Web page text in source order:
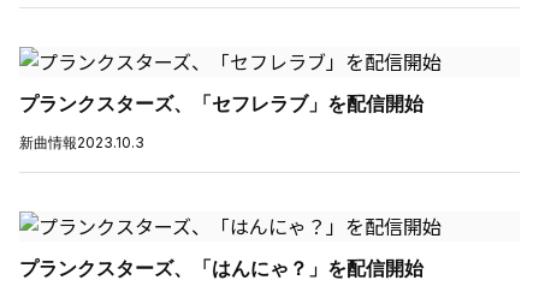
プランクスターズ、「セフレラブ」を配信開始
新曲情報2023.10.3
プランクスターズ、「はんにゃ？」を配信開始